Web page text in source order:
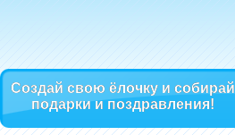
Создай свою ёлочку и собирай
подарки и поздравления!